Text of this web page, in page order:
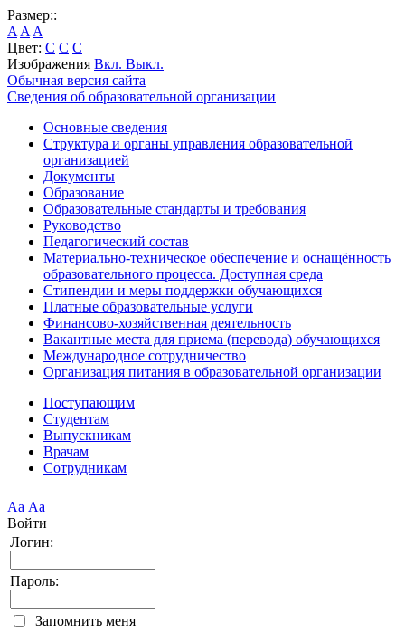
Размер::
A A A
Цвет: C C C
Изображения Вкл. Выкл.
Обычная версия сайта
Сведения об образовательной организации
Основные сведения
Структура и органы управления образовательной
организацией
Документы
Образование
Образовательные стандарты и требования
Руководство
Педагогический состав
Материально-техническое обеспечение и оснащённость
образовательного процесса. Доступная среда
Стипендии и меры поддержки обучающихся
Платные образовательные услуги
Финансово-хозяйственная деятельность
Вакантные места для приема (перевода) обучающихся
Международное сотрудничество
Организация питания в образовательной организации
Поступающим
Студентам
Выпускникам
Врачам
Сотрудникам
Аа Аа
Войти
Логин:
Пароль:
Запомнить меня